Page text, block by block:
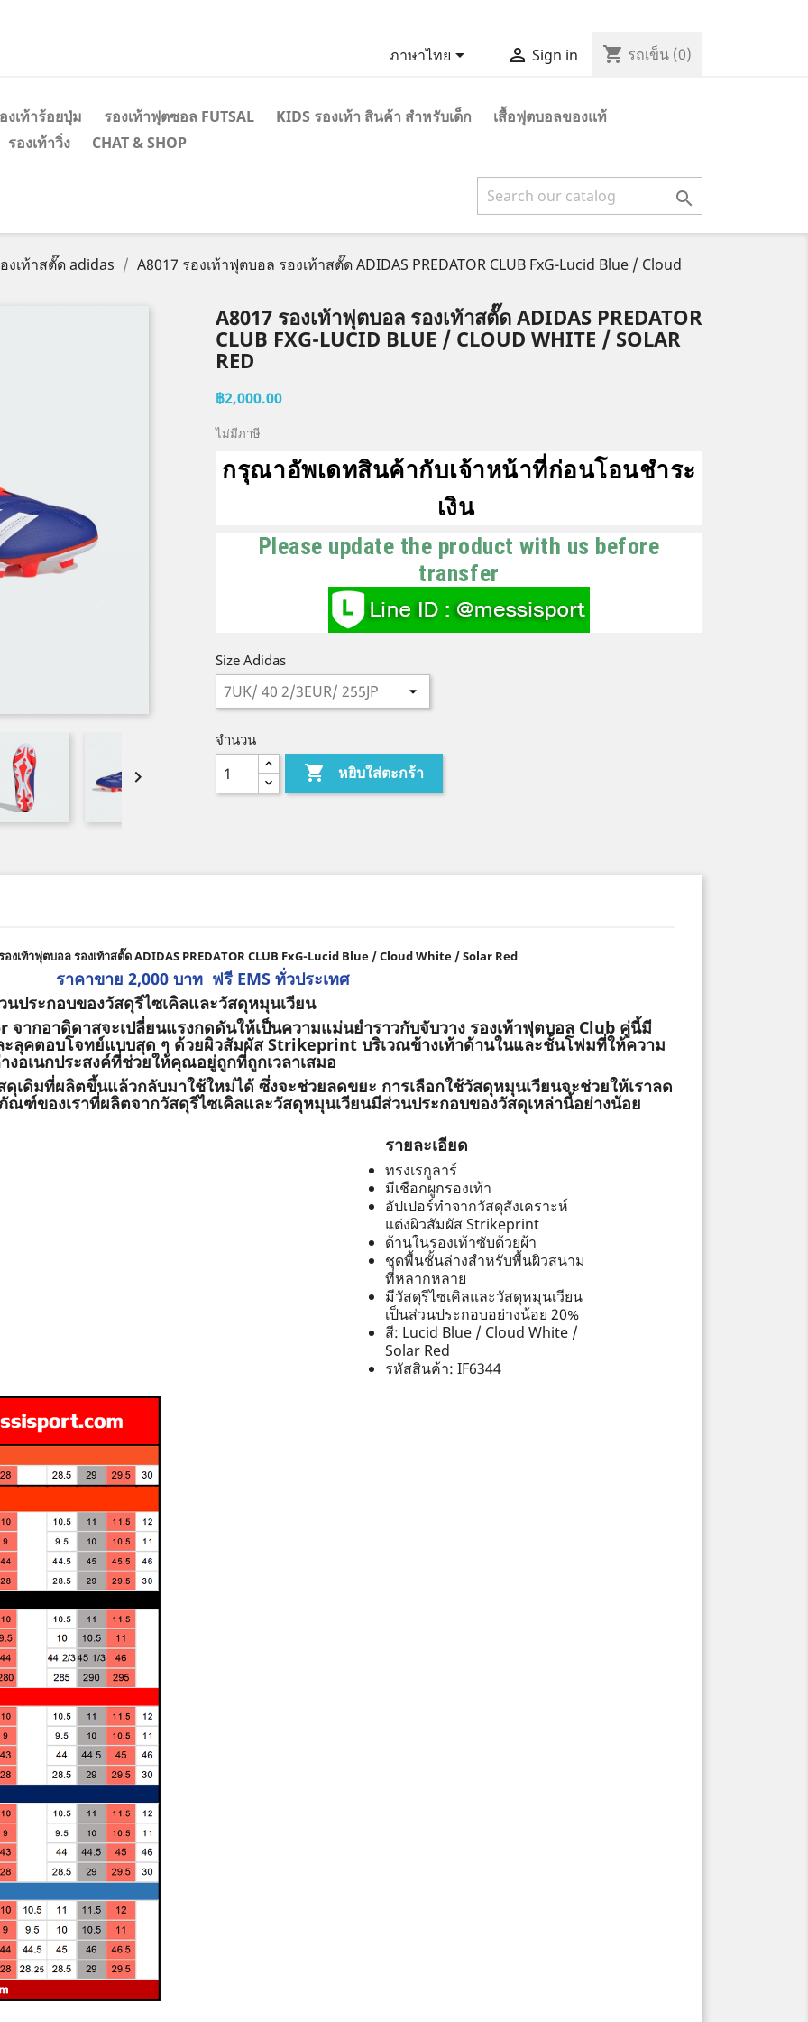
ภาษาไทย  Sign in shopping_cart รถเข็น (0)
งเท้าร้อยปุ่ม รองเท้าฟุตซอล FUTSAL KIDS รองเท้า สินค้า สำหรับเด็ก
เสื้อฟุตบอลของแท้
รองเท้าวิ่ง
CHAT & SHOP

งเท้าสตั๊ด adidas A8017 รองเท้าฟุตบอล รองเท้าสตั๊ด ADIDAS PREDATOR CLUB FxG-Lucid Blue / Cloud

A8017 รองเท้าฟุตบอล รองเท้าสตั๊ด ADIDAS PREDATOR
CLUB FXG-LUCID BLUE / CLOUD WHITE / SOLAR
RED
฿2,000.00
ไม่มีภาษี
กรุณาอัพเดทสินค้ากับเจ้าหน้าที่ก่อนโอนชำระ
เงิน
Please update the product with us before
transfer
Size Adidas
จำนวน
 หยิบใส่ตะกร้า
องเท้าฟุตบอล รองเท้าสตั๊ด ADIDAS PREDATOR CLUB FxG-Lucid Blue / Cloud White / Solar Red
ราคาขาย 2,000 บาท ฟรี EMS ทั่วประเทศ
ประกอบของวัสดุรีไซเคิลและวัสดุหมุนเวียน
จากอาดิดาสจะเปลี่ยนแรงกดดันให้เป็นความแม่นยําราวกับจับวาง รองเท้าฟุตบอล Club คู่นี้มี
ะลุคตอบโจทย์แบบสุด ๆ ด้วยผิวสัมผัส Strikeprint บริเวณข้างเท้าด้านในและชั้นโฟมที่ให้ความ
อเนกประสงค์ที่ช่วยให้คุณอยู่ถูกที่ถูกเวลาเสมอ
ดุเดิมที่ผลิตขึ้นแล้วกลับมาใช้ใหม่ได้ ซึ่งจะช่วยลดขยะ การเลือกใช้วัสดุหมุนเวียนจะช่วยให้เราลด
ฑ์ของเราที่ผลิตจากวัสดุรีไซเคิลและวัสดุหมุนเวียนมีส่วนประกอบของวัสดุเหล่านี้อย่างน้อย
รายละเอียด
ทรงเรกูลาร์
มีเชือกผูกรองเท้า
อัปเปอร์ทำจากวัสดุสังเคราะห์
แต่งผิวสัมผัส Strikeprint
ด้านในรองเท้าซับด้วยผ้า
ชุดพื้นชั้นล่างสำหรับพื้นผิวสนาม
ที่หลากหลาย
มีวัสดุรีไซเคิลและวัสดุหมุนเวียน
เป็นส่วนประกอบอย่างน้อย 20%
สี: Lucid Blue / Cloud White /
Solar Red
รหัสสินค้า: IF6344